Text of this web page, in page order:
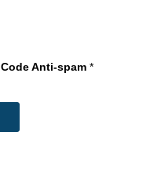
Code Anti-spam *